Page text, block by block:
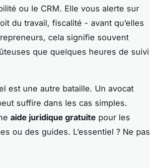
ou le CRM. Elle vous alerte sur
du travail, fiscalité - avant qu’elles
cela signifie souvent
que quelques heures de suivi
est une autre bataille. Un avocat
suffire dans les cas simples.
aide juridique gratuite pour les
ou des guides. L’essentiel ? Ne pas